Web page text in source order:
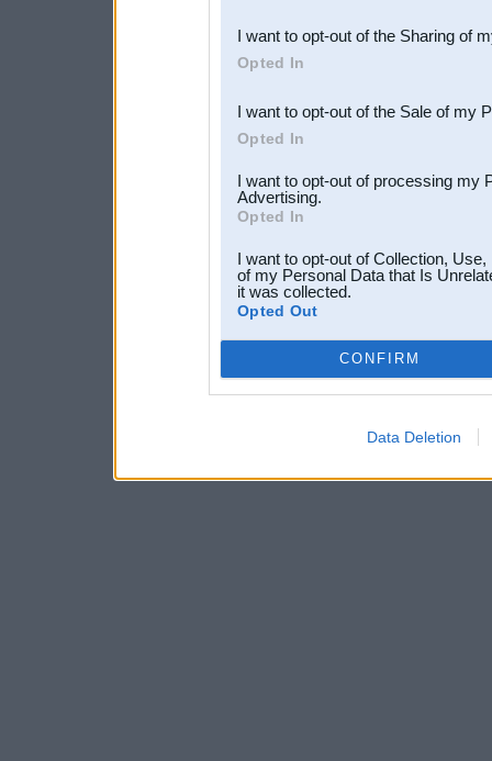
Downstream Participants
third parties.
I want to opt-out of the Sharing of
Opted In
I want to opt-out of the Sale of my
Opted In
I want to opt-out of processing my
Advertising.
Opted In
I want to opt-out of Collection,
of my Personal Data that Is
it was collected.
Opted Out
CONFIRM
Data Deletion